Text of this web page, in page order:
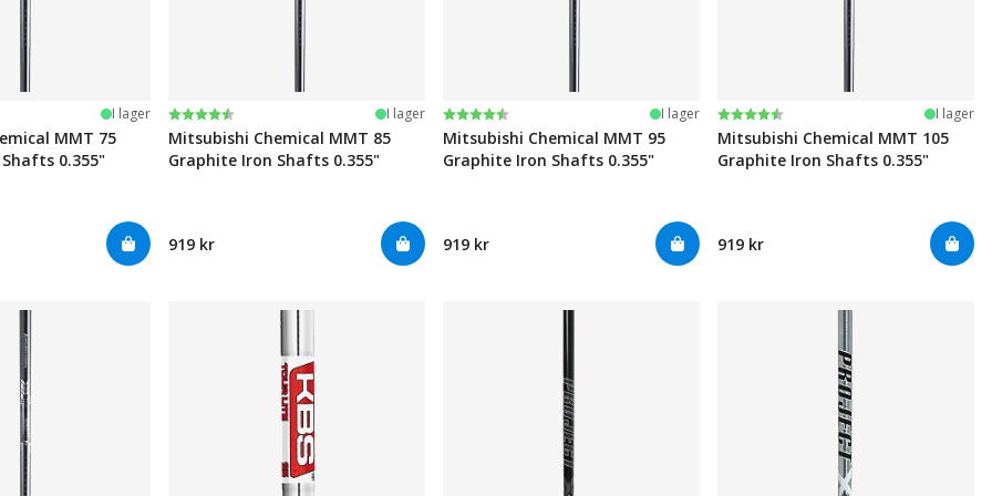
I lager
MMT 75
0.355"
Betyg:
4.6 utav 5 stjärnor I lager
Mitsubishi Chemical MMT 85
Graphite Iron Shafts 0.355"
919 kr
Betyg:
4.6 utav 5 stjärnor I lager
Mitsubishi Chemical MMT 95
Graphite Iron Shafts 0.355"
919 kr
Betyg:
4.6 utav 5 stjärnor I lager
Mitsubishi Chemical MMT 105
Graphite Iron Shafts 0.355"
919 kr